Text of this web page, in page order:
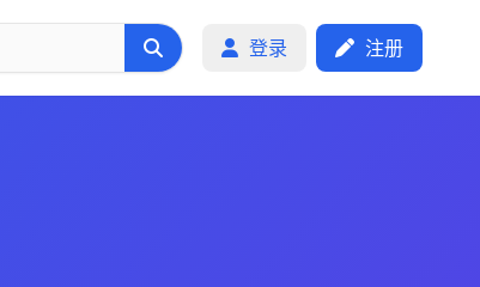
登录 注册